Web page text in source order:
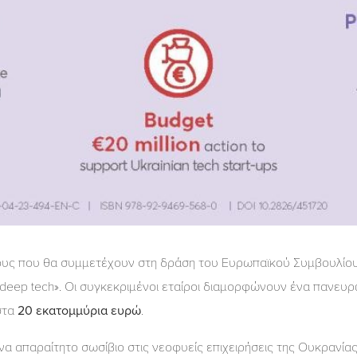
που θα συμμετέχουν στη δράση του Ευρωπαϊκού
tech». Οι συγκεκριμένοι εταίροι διαμορφώνουν ένα
20 εκατομμύρια ευρώ.
σωσίβιο στις νεοφυείς επιχειρήσεις της